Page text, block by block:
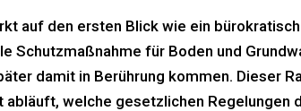
auf den ersten Blick wie ein
Schutzmaßnahme für Boden und
damit in Berührung kommen. Dieser
welche gesetzlichen Regelungen